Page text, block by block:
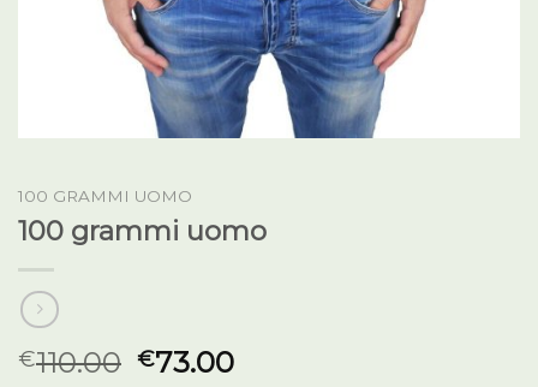
100 GRAMMI UOMO
100 grammi uomo
€110.00 €73.00